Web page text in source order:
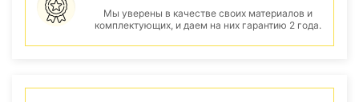
Мы уверены в качестве своих материалов и
комплектующих, и даем на них гарантию 2 года.